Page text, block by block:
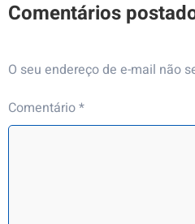
O seu endereço de e-mail não
Comentário*